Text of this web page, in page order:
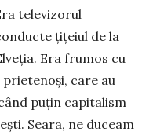
televizorul
țițeiul de la
Era frumos cu
care au
puțin capi­talism
Seara, ne duceam